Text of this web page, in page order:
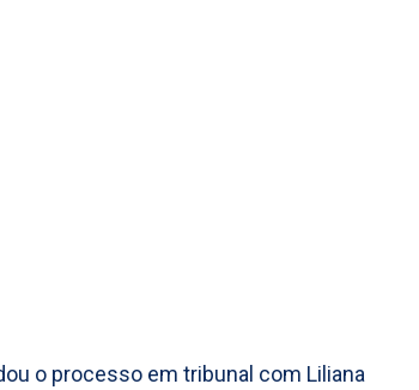
o processo em tribunal com Liliana